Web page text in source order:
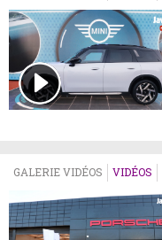
GALERIE VIDÉOS VIDÉOS